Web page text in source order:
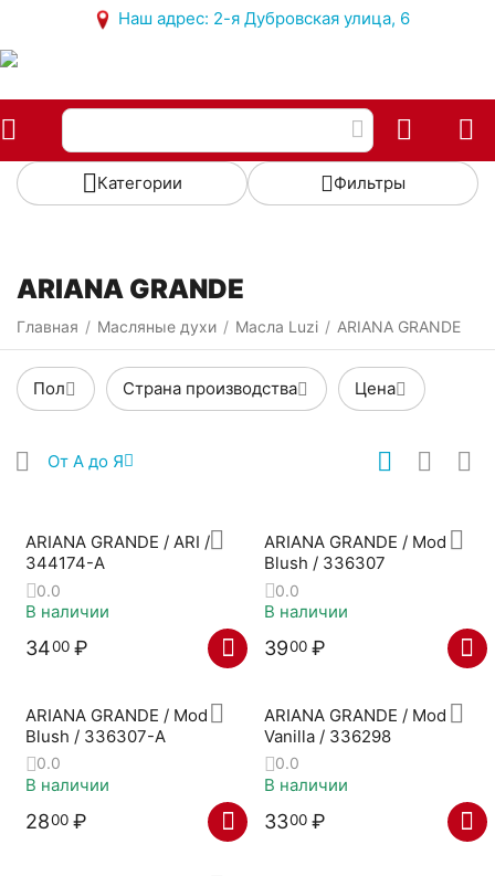
Наш адрес: 2-я Дубровская улица, 6
Категории Фильтры
ARIANA GRANDE
Главная / Масляные духи / Масла Luzi / ARIANA GRANDE
Пол Страна производства Цена
От А до Я
ARIANA GRANDE / ARI /
344174-A
0.0
В наличии
3400 ₽
ARIANA GRANDE / Mod
Blush / 336307
0.0
В наличии
3900 ₽
ARIANA GRANDE / Mod
Blush / 336307-A
0.0
В наличии
2800 ₽
ARIANA GRANDE / Mod
Vanilla / 336298
0.0
В наличии
3300 ₽